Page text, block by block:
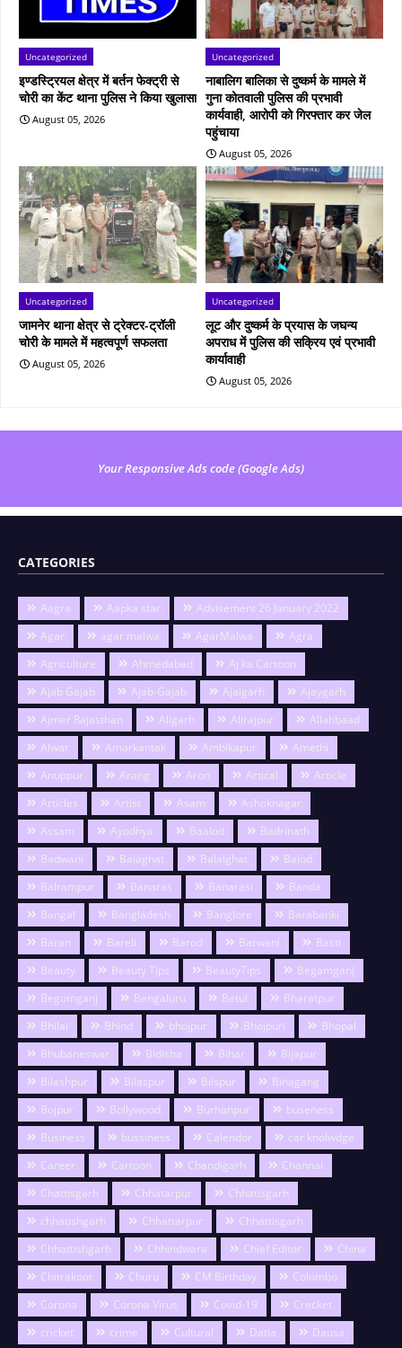
Uncategorized
इण्डस्ट्रियल क्षेत्र में बर्तन फेक्ट्री से
चोरी का केंट थाना पुलिस ने किया खुलासा
August 05, 2026
Uncategorized
नाबालिग बालिका से दुष्कर्म के मामले में
गुना कोतवाली पुलिस की प्रभावी
कार्यवाही, आरोपी को गिरफ्तार कर जेल
पहुंचाया
August 05, 2026
Uncategorized
जामनेर थाना क्षेत्र से ट्रेक्टर-ट्रॉली
चोरी के मामले में महत्वपूर्ण सफलता
August 05, 2026
Uncategorized
लूट और दुष्कर्म के प्रयास के जघन्य
अपराध में पुलिस की सक्रिय एवं प्रभावी
कार्यावाही
August 05, 2026
Your Responsive Ads code (Google Ads)
CATEGORIES
Aagra Aapka star
Advisement 26 January 2022
Agar
agar malwa AgarMalwa
Agra
Agriculture
Ahmedabad
Aj ka Cartoon
Ajab Gajab
Ajab-Gajab Ajaigarh
Ajaygarh
Ajmer Rajasthan
Aligarh Alirajpur
Allahbaad
Alwar
Amarkantak Ambikapur
Amethi
Anuppur
Arang Aron Artical
Article
Articles
Artist Asam
Ashoknagar
Assam
Ayodhya Baalod
Badrinath
Badwani
Balaghat Balalghat
Balod
Balrampur
Banaras Banarasi
Banda
Bangal
Bangladesh Banglore
Barabanki
Baran
Bareli Barod Barwani
Basti
Beauty
Beauty Tips BeautyTips
Begamganj
Begumganj
Bengaluru Betul
Bharatpur
Bhilai
Bhind bhojpur Bhojpuri
Bhopal
Bhubaneswar
Bidisha Bihar
Bijapur
Bilashpur
Bilaspur Bilspur
Binagang
Bojpur
Bollywood Burhanpur
buseness
Business
bussiness Calendor
car knolwdge
Career
Cartoon Chandigarh
Channai
Chattisgarh
Chhatarpur
Chhatisgarh
chhatishgarh
Chhattarpur
Chhattisgarh
Chhattishgarh
Chhindwara Chief Editor
China
Chitrakoot
Churu CM Birthday
Colombo
Corona
Corona Virus Covid-19
Crecket
cricket
crime Cultural Datia
Dausa